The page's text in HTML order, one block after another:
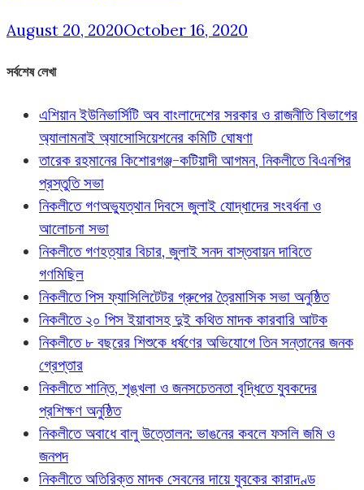
August 20, 2020October 16, 2020
সর্বশেষ লেখা
এশিয়ান ইউনিভার্সিটি অব বাংলাদেশের সরকার ও রাজনীতি বিভাগের
অ্যালামনাই অ্যাসোসিয়েশনের কমিটি ঘোষণা
তারেক রহমানের কিশোরগঞ্জ-কটিয়াদী আগমন, নিকলীতে বিএনপির
প্রস্তুতি সভা
নিকলীতে গণঅভ্যুত্থান দিবসে জুলাই যোদ্ধাদের সংবর্ধনা ও
আলোচনা সভা
নিকলীতে গণহত্যার বিচার, জুলাই সনদ বাস্তবায়ন দাবিতে
গণমিছিল
নিকলীতে পিস ফ্যাসিলিটেটর গ্রুপের ত্রৈমাসিক সভা অনুষ্ঠিত
নিকলীতে ২০ পিস ইয়াবাসহ দুই কথিত মাদক কারবারি আটক
নিকলীতে ৮ বছরের শিশুকে ধর্ষণের অভিযোগে তিন সন্তানের জনক
গ্রেপ্তার
নিকলীতে শান্তি, শৃঙ্খলা ও জনসচেতনতা বৃদ্ধিতে যুবকদের
প্রশিক্ষণ অনুষ্ঠিত
নিকলীতে অবাধে বালু উত্তোলন: ভাঙনের কবলে ফসলি জমি ও
জনপদ
নিকলীতে অতিরিক্ত মাদক সেবনের দায়ে যুবকের কারাদণ্ড